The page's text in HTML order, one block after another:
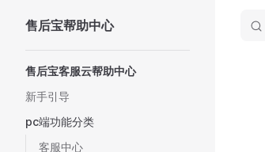
Skip to content
售后宝帮助中心
售后宝客服云帮助中心
新手引导
pc端功能分类
客服中心